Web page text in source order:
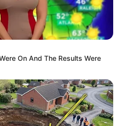
On And The Results Were